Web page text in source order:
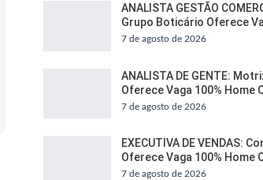
ANALISTA GESTÃO
Grupo Boticário Oferece
7 de agosto de 2026
ANALISTA DE GENTE:
Oferece Vaga 100% Home
7 de agosto de 2026
EXECUTIVA DE VENDAS:
Oferece Vaga 100% Home
7 de agosto de 2026